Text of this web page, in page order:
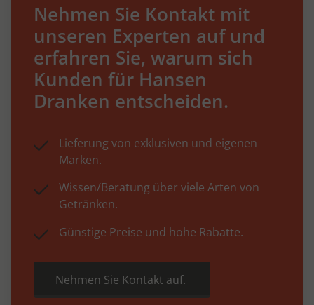
Nehmen Sie Kontakt mit
unseren Experten auf und
erfahren Sie, warum sich
Kunden für Hansen
Dranken entscheiden.
Lieferung von exklusiven und eigenen
Marken.
Wissen/Beratung über viele Arten von
Getränken.
Günstige Preise und hohe Rabatte.
Nehmen Sie Kontakt auf.